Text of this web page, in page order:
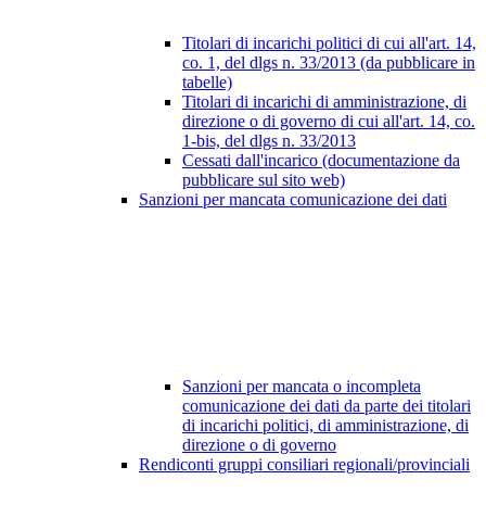
Titolari di incarichi politici di cui all'art. 14,
co. 1, del dlgs n. 33/2013 (da pubblicare in
tabelle)
Titolari di incarichi di amministrazione, di
direzione o di governo di cui all'art. 14, co.
1-bis, del dlgs n. 33/2013
Cessati dall'incarico (documentazione da
pubblicare sul sito web)
Sanzioni per mancata comunicazione dei dati
Sanzioni per mancata o incompleta
comunicazione dei dati da parte dei titolari
di incarichi politici, di amministrazione, di
direzione o di governo
Rendiconti gruppi consiliari regionali/provinciali